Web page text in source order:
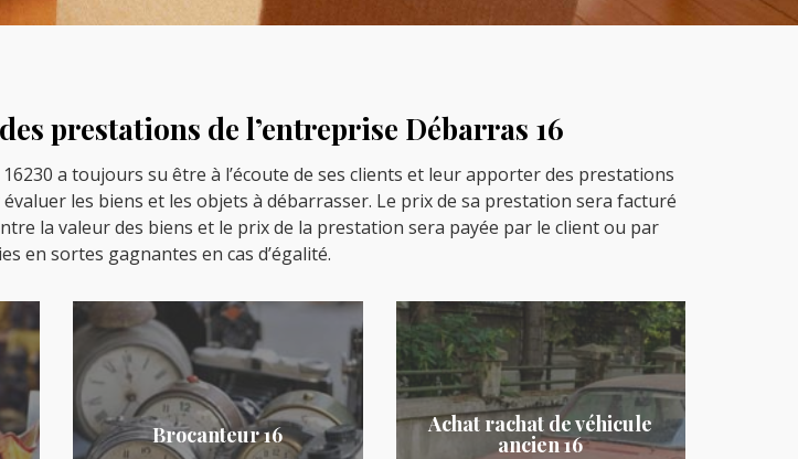
prestations de l’entreprise Débarras 16
a toujours su être à l’écoute de ses clients et leur apporter des prestations
les biens et les objets à débarrasser. Le prix de sa prestation sera facturé
la valeur des biens et le prix de la prestation sera payée par le client ou par
en sortes gagnantes en cas d’égalité.
Brocanteur 16 Achat rachat de véhicule
ancien 16